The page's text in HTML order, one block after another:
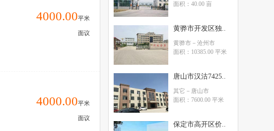
4000.00平米
面议
4000.00平米
面议
面积：40.00 亩
黄骅市开发区独..
黄骅市 －沧州市
面积：10385.00 平米
唐山市汉沽7425..
其它 －唐山市
面积：7600.00 平米
保定市高开区价..